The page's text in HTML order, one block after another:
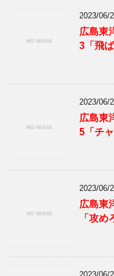
2023/06/
広島東
3「飛
2023/06/
広島東
5「チ
2023/06/
広島東
「攻め